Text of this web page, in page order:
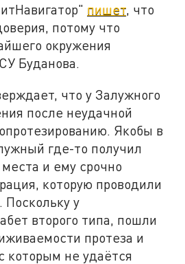
пишет, что
потому что
окружения
Буданова.
что у Залужного
после неудачной
Якобы в
где-то получил
и ему срочно
которую проводили
Поскольку у
второго типа, пошли
протеза и
которым не удаётся